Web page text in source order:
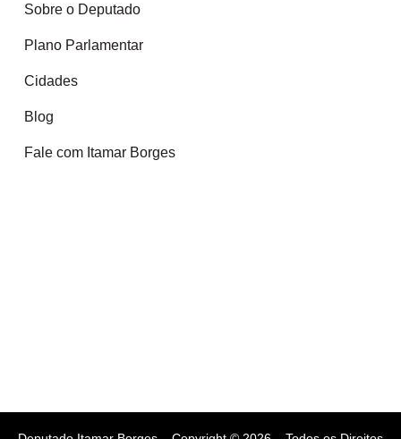
Sobre o Deputado
Plano Parlamentar
Cidades
Blog
Fale com Itamar Borges